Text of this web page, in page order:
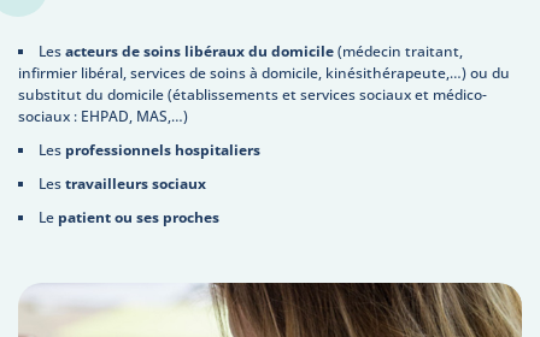
Lesacteurs de soins libéraux du domicile(médecin traitant,
infirmier libéral, services de soins à domicile, kinésithérapeute,…) ou du
substitut du domicile (établissements et services sociaux et médico-
sociaux : EHPAD, MAS,…)
Les professionnels hospitaliers
Lestravailleurs sociaux
Le patient ou ses proches